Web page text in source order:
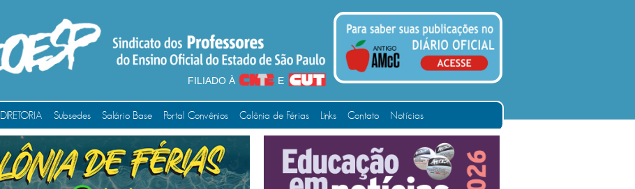
FILIADO À E
DIRETORIA Subsedes Salário Base Portal Convênios Colônia de Férias Links Contato Notícias